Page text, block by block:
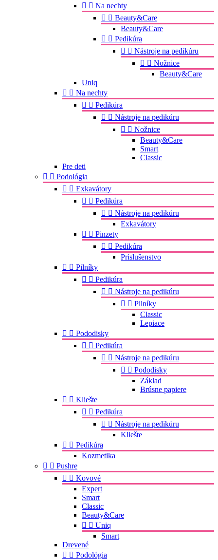
  Na nechty
  Beauty&Care
Beauty&Care
  Pedikúra
  Nástroje na pedikúru
  Nožnice
Beauty&Care
Uniq
  Na nechty
  Pedikúra
  Nástroje na pedikúru
  Nožnice
Beauty&Care
Smart
Classic
Pre deti
  Podológia
  Exkavátory
  Pedikúra
  Nástroje na pedikúru
Exkavátory
  Pinzety
  Pedikúra
Príslušenstvo
  Pilníky
  Pedikúra
  Nástroje na pedikúru
  Pilníky
Classic
Lepiace
  Pododisky
  Pedikúra
  Nástroje na pedikúru
  Pododisky
Základ
Brúsne papiere
  Kliešte
  Pedikúra
  Nástroje na pedikúru
Kliešte
  Pedikúra
Kozmetika
  Pushre
  Kovové
Expert
Smart
Classic
Beauty&Care
  Uniq
Smart
Drevené
  Podológia